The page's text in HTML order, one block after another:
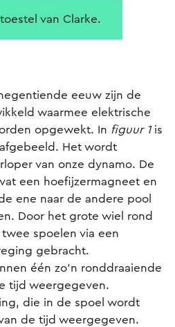
van Clarke.
eeuw zijn de
waarmee elektrische
opgewekt. In figuur 1is
Het wordt
van onze dynamo. De
een hoefijzermagneet en
ene naar de andere pool
Door het grote wiel rond
spoelen via een
gebracht.
één zo’n ronddraaiende
tijd weergegeven.
die in de spoel wordt
de tijd weergegeven.